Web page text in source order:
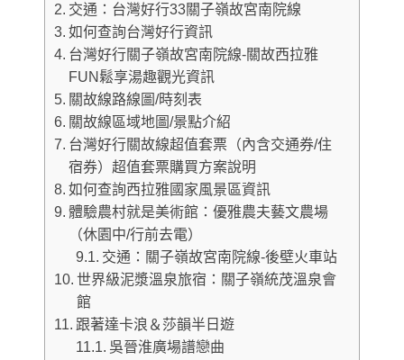
交通：台灣好行33關子嶺故宮南院線
如何查詢台灣好行資訊
台灣好行關子嶺故宮南院線-關故西拉雅
FUN鬆享湯趣觀光資訊
關故線路線圖/時刻表
關故線區域地圖/景點介紹
台灣好行關故線超值套票（內含交通券/住
宿券）超值套票購買方案說明
如何查詢西拉雅國家風景區資訊
體驗農村就是美術館：優雅農夫藝文農場
（休園中/行前去電）
交通：關子嶺故宮南院線-後壁火車站
世界級泥漿溫泉旅宿：關子嶺統茂溫泉會
館
跟著達卡浪＆莎韻半日遊
吳晉淮廣場譜戀曲